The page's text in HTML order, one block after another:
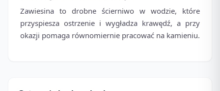
Zawiesina to drobne ścierniwo w wodzie, które
przyspiesza ostrzenie i wygładza krawędź, a przy
okazji pomaga równomiernie pracować na kamieniu.